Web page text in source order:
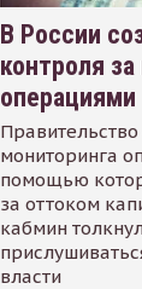
В России
контроля
операциями
мониторинга
помощью
за оттоком
кабмин
власти